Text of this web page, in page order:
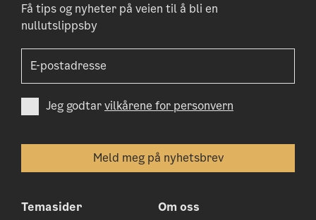
Få tips og nyheter på veien til å bli en
nullutslippsby
Jeg godtarvilkårene for personvern
Temasider
Om oss